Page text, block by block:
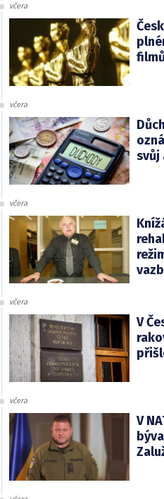
včera
včera
svůj
včera
včera
V
včera
V